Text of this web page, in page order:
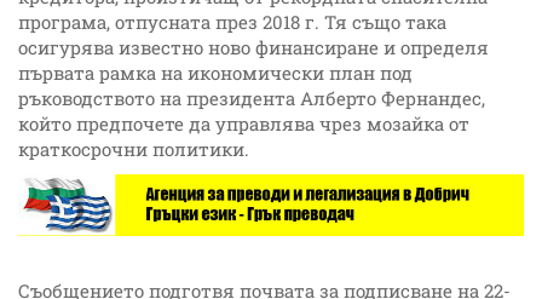
програма, отпусната през 2018 г. Тя също така
осигурява известно ново финансиране и определя
първата рамка на икономически план под
ръководството на президента Алберто Фернандес,
който предпочете да управлява чрез мозайка от
краткосрочни политики.
Съобщението подготвя почвата за подписване на 22-